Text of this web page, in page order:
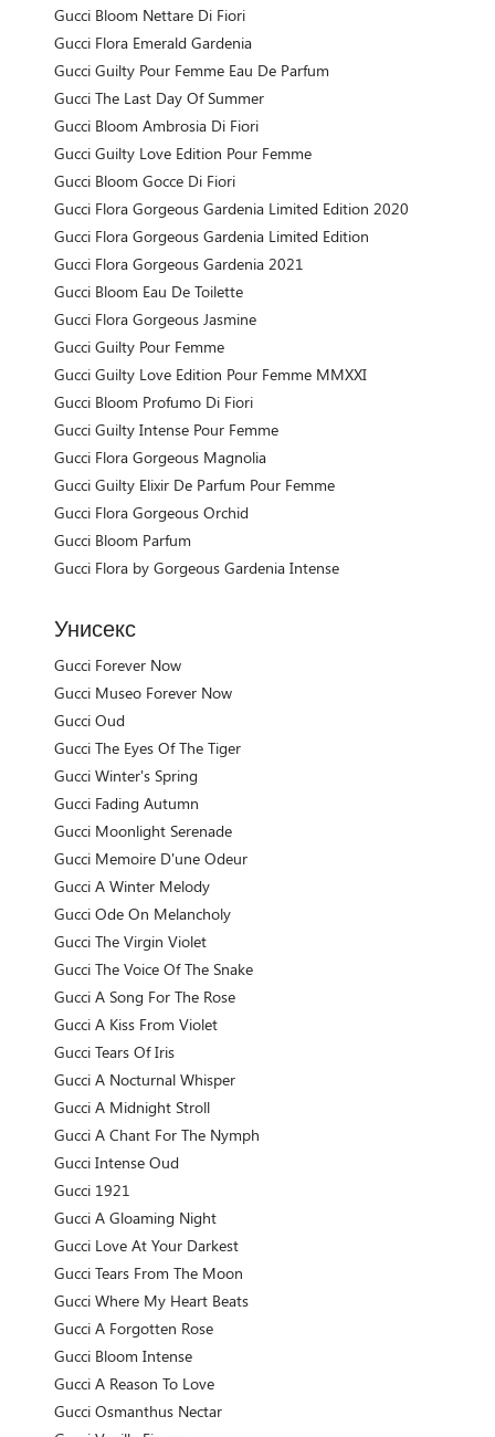
Gucci Bloom Nettare Di Fiori
Gucci Flora Emerald Gardenia
Gucci Guilty Pour Femme Eau De Parfum
Gucci The Last Day Of Summer
Gucci Bloom Ambrosia Di Fiori
Gucci Guilty Love Edition Pour Femme
Gucci Bloom Gocce Di Fiori
Gucci Flora Gorgeous Gardenia Limited Edition 2020
Gucci Flora Gorgeous Gardenia Limited Edition
Gucci Flora Gorgeous Gardenia 2021
Gucci Bloom Eau De Toilette
Gucci Flora Gorgeous Jasmine
Gucci Guilty Pour Femme
Gucci Guilty Love Edition Pour Femme MMXXI
Gucci Bloom Profumo Di Fiori
Gucci Guilty Intense Pour Femme
Gucci Flora Gorgeous Magnolia
Gucci Guilty Elixir De Parfum Pour Femme
Gucci Flora Gorgeous Orchid
Gucci Bloom Parfum
Gucci Flora by Gorgeous Gardenia Intense
Унисекс
Gucci Forever Now
Gucci Museo Forever Now
Gucci Oud
Gucci The Eyes Of The Tiger
Gucci Winter's Spring
Gucci Fading Autumn
Gucci Moonlight Serenade
Gucci Memoire D'une Odeur
Gucci A Winter Melody
Gucci Ode On Melancholy
Gucci The Virgin Violet
Gucci The Voice Of The Snake
Gucci A Song For The Rose
Gucci A Kiss From Violet
Gucci Tears Of Iris
Gucci A Nocturnal Whisper
Gucci A Midnight Stroll
Gucci A Chant For The Nymph
Gucci Intense Oud
Gucci 1921
Gucci A Gloaming Night
Gucci Love At Your Darkest
Gucci Tears From The Moon
Gucci Where My Heart Beats
Gucci A Forgotten Rose
Gucci Bloom Intense
Gucci A Reason To Love
Gucci Osmanthus Nectar